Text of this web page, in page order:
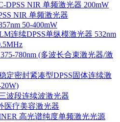
DPSS NIR 单频激光器 200mW
NIR 单频激光器
50-400mW
连续DPSS单纵模激光器 532nm
780nm (多波长合束激光器/激
定密封紧凑型DPSS固体连续激
波段连续波激光器
医疗美容激光器
高光谱纯度单频激光光源